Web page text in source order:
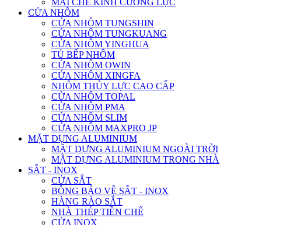
MÁI CHE KÍNH CƯỜNG LỰC
CỬA NHÔM
CỬA NHÔM TUNGSHIN
CỬA NHÔM TUNGKUANG
CỬA NHÔM YINGHUA
TỦ BẾP NHÔM
CỬA NHÔM OWIN
CỬA NHÔM XINGFA
NHÔM THỦY LỰC CAO CẤP
CỬA NHÔM TOPAL
CỬA NHÔM PMA
CỬA NHÔM SLIM
CỬA NHÔM MAXPRO JP
MẶT DỰNG ALUMINIUM
MẶT DỰNG ALUMINIUM NGOÀI TRỜI
MẶT DỰNG ALUMINIUM TRONG NHÀ
SẮT - INOX
CỬA SẮT
BÔNG BẢO VỆ SẮT - INOX
HÀNG RÀO SẮT
NHÀ THÉP TIỀN CHẾ
CỬA INOX